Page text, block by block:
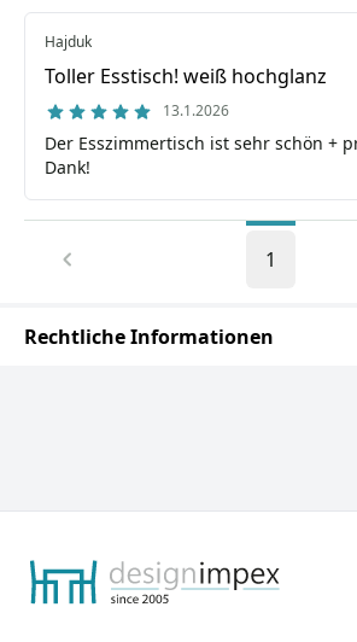
Hajduk
Toller Esstisch! weiß hochglanz
13.1.2026
Der Esszimmertisch ist sehr schön +
Dank!
1
Rechtliche Informationen